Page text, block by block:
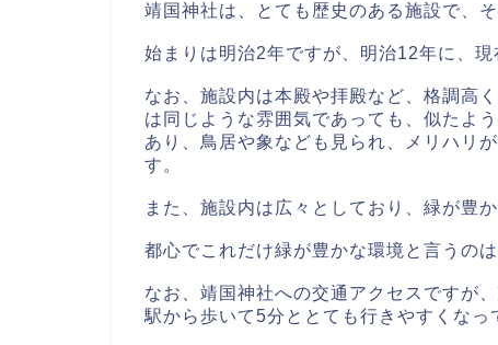
靖国神社は、とても歴史のある施設で、
始まりは明治2年ですが、明治12年に、
なお、施設内は本殿や拝殿など、格調高
は同じような雰囲気であっても、似たよ
あり、鳥居や象なども見られ、メリハリ
す。
また、施設内は広々としており、緑が豊
都心でこれだけ緑が豊かな環境と言うのは
なお、靖国神社への交通アクセスですが
駅から歩いて5分ととても行きやすくなっ